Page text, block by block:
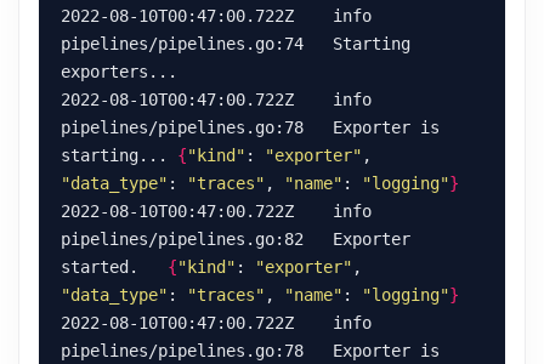
2022-08-10T00:47:00.722Z    info
pipelines/pipelines.go:74   Starting
2022-08-10T00:47:00.722Z    info
pipelines/pipelines.go:78   Exporter is
starting... {"kind" : "exporter"
"data_type" : "traces" , "name" : "logging"}
2022-08-10T00:47:00.722Z    info
pipelines/pipelines.go:82   Exporter
started. {"kind" : "exporter"
"data_type" : "traces" , "name" : "logging"}
2022-08-10T00:47:00.722Z    info
pipelines/pipelines.go:78   Exporter is